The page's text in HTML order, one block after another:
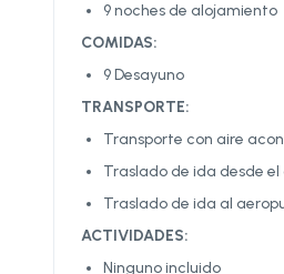
9 noches de alojamiento
COMIDAS:
9 Desayuno
TRANSPORTE:
Transporte con aire
Traslado de ida desde
Traslado de ida al
ACTIVIDADES:
Ninguno incluido